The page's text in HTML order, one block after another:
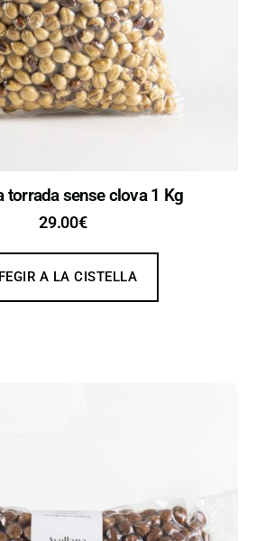
torrada sense clova 1 Kg
29.00€
A LA CISTELLA